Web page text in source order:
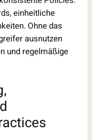
einheitliche
Ohne das
ausnutzen
und regelmäßige